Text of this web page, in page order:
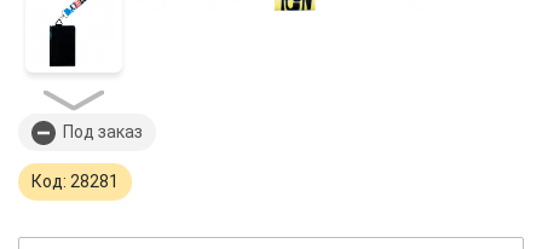
Под заказ
Код: 28281